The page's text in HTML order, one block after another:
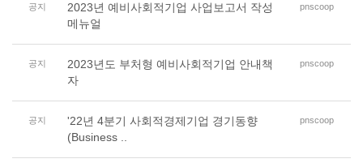
공지
2023년 예비사회적기업 사업보고서 작성
메뉴얼
pnscoop
공지
2023년도 부처형 예비사회적기업 안내책
자
pnscoop
공지
'22년 4분기 사회적경제기업 경기동향
(Business ..
pnscoop